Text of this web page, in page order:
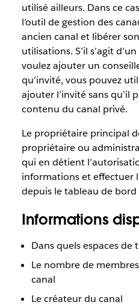
utilisé ailleurs. Dans ce
l’outil de gestion des
ancien canal et libérer
utilisations. S’il s’agit
voulez ajouter un
qu’invité, vous pouvez
ajouter l’invité sans qu’il
contenu du canal privé.
Le propriétaire principal
propriétaire ou
qui en détient
informations et effectuer
depuis le tableau de bord
Informations
Dans quels espaces de
Le nombre de
canal
Le créateur du canal